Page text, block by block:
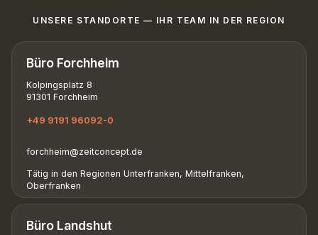
UNSERE STANDORTE — IHR TEAM IN DER REGION
Büro Forchheim
Kolpingsplatz 8
91301 Forchheim
+49 9191 96092-0
forchheim@zeitconcept.de
Tätig in den Regionen Unterfranken, Mittelfranken,
Oberfranken
Büro Landshut